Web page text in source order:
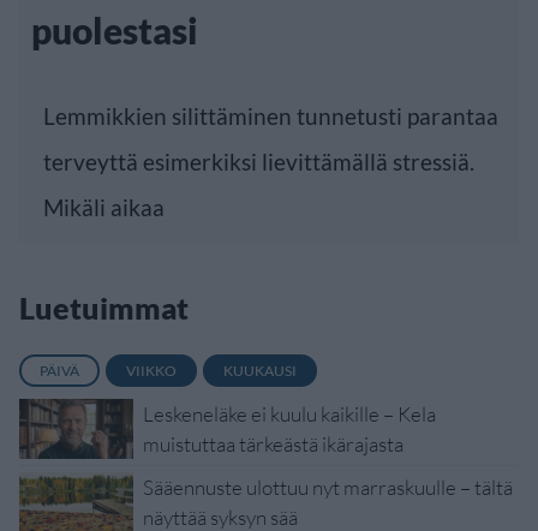
puolestasi
Lemmikkien silittäminen tunnetusti parantaa
terveyttä esimerkiksi lievittämällä stressiä.
Mikäli aikaa
Luetuimmat
PÄIVÄ VIIKKO KUUKAUSI
Leskeneläke ei kuulu kaikille – Kela
muistuttaa tärkeästä ikärajasta
Sääennuste ulottuu nyt marraskuulle – tältä
näyttää syksyn sää